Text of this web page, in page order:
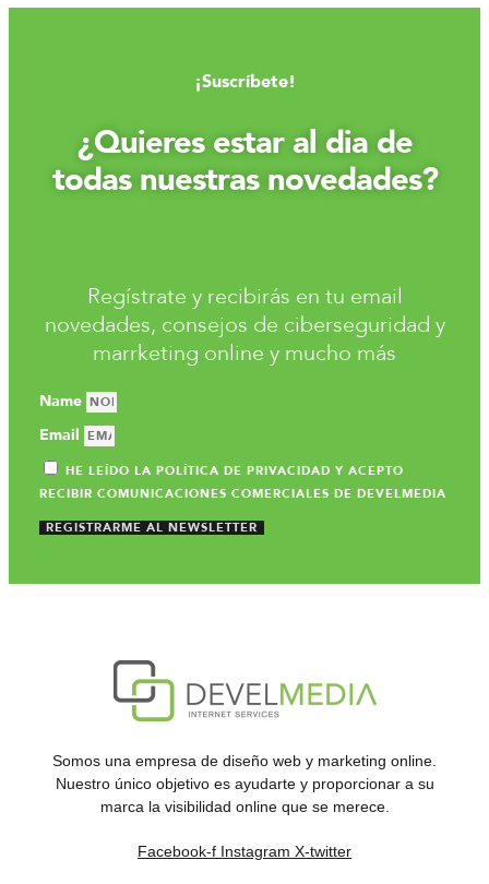
¡Suscríbete!
¿Quieres estar al dia de
todas nuestras novedades?
Regístrate y recibirás en tu email
novedades, consejos de ciberseguridad y
marrketing online y mucho más
Name
Email
HE LEÍDO LA POLÍTICA DE PRIVACIDAD Y ACEPTO
RECIBIR COMUNICACIONES COMERCIALES DE DEVELMEDIA
REGISTRARME AL NEWSLETTER
Somos una empresa de diseño web y marketing online.
Nuestro único objetivo es ayudarte y proporcionar a su
marca la visibilidad online que se merece.
Facebook-f Instagram X-twitter